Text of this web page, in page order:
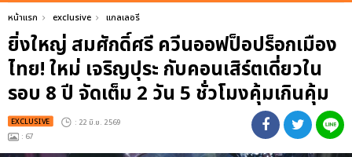
หน้าแรก exclusive แกลเลอรี
ยิ่งใหญ่ สมศักดิ์ศรี ควีนออฟป็อปร็อกเมือง
ไทย! ใหม่ เจริญปุระ กับคอนเสิร์ตเดี่ยวใน
รอบ 8 ปี จัดเต็ม 2 วัน 5 ชั่วโมงคุ้มเกินคุ้ม
EXCLUSIVE : 22 มิ.ย. 2569
: 67